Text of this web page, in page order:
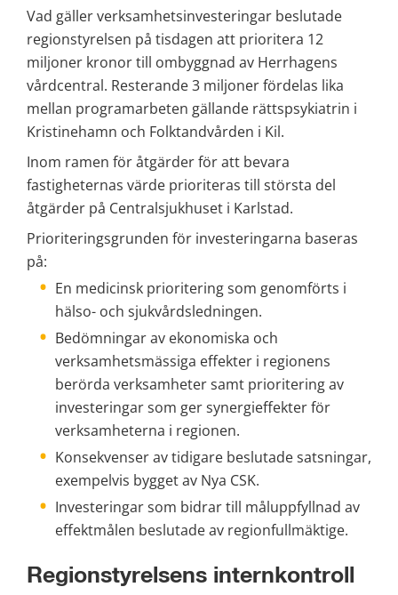
Vad gäller verksamhetsinvesteringar beslutade
regionstyrelsen på tisdagen att prioritera 12
miljoner kronor till ombyggnad av Herrhagens
vårdcentral. Resterande 3 miljoner fördelas lika
mellan programarbeten gällande rättspsykiatrin i
Kristinehamn och Folktandvården i Kil.
Inom ramen för åtgärder för att bevara
fastigheternas värde prioriteras till största del
åtgärder på Centralsjukhuset i Karlstad.
Prioriteringsgrunden för investeringarna baseras
på:
En medicinsk prioritering som genomförts i
hälso- och sjukvårdsledningen.
Bedömningar av ekonomiska och
verksamhetsmässiga effekter i regionens
berörda verksamheter samt prioritering av
investeringar som ger synergieffekter för
verksamheterna i regionen.
Konsekvenser av tidigare beslutade satsningar,
exempelvis bygget av Nya CSK.
Investeringar som bidrar till måluppfyllnad av
effektmålen beslutade av regionfullmäktige.
Regionstyrelsens internkontroll